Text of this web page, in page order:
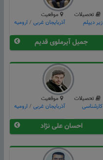
تحصیلات
زیر دیپلم
موقعیت
آذربایجان غربی/ ارومیه
جمیل آیرملوی قدیم
تحصیلات
کارشناسی
موقعیت
آذربایجان غربی/ ارومیه
احسان علی نژاد